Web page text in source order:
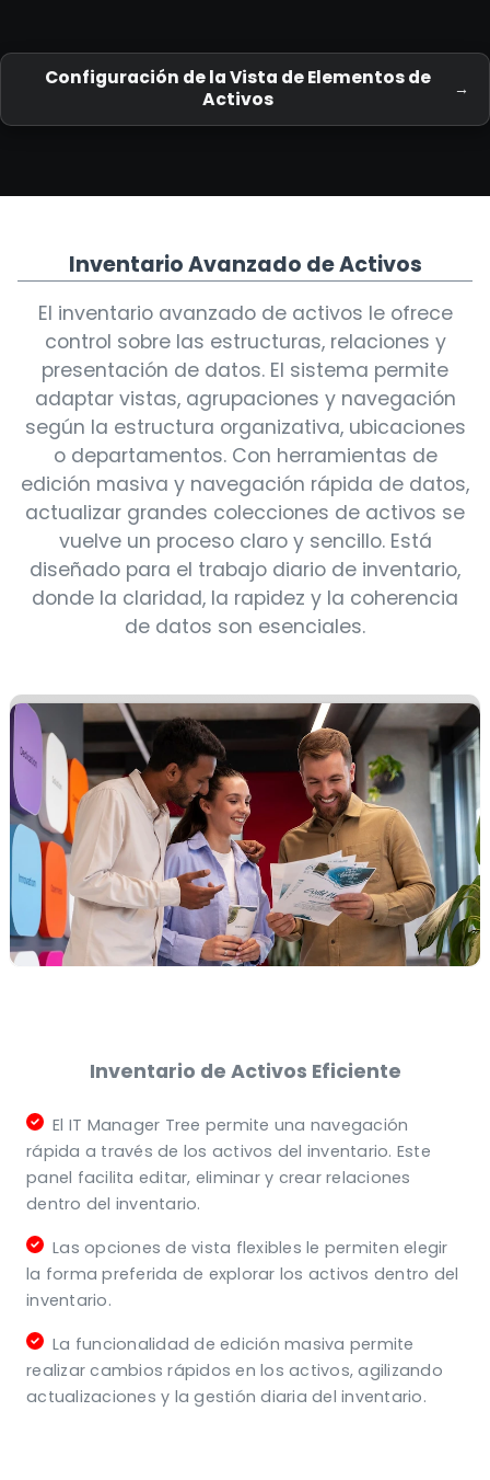
Configuración de la Vista de Elementos de
Activos
Inventario Avanzado de Activos
El inventario avanzado de activos le ofrece
control sobre las estructuras, relaciones y
presentación de datos. El sistema permite
adaptar vistas, agrupaciones y navegación
según la estructura organizativa, ubicaciones
o departamentos. Con herramientas de
edición masiva y navegación rápida de datos,
actualizar grandes colecciones de activos se
vuelve un proceso claro y sencillo. Está
diseñado para el trabajo diario de inventario,
donde la claridad, la rapidez y la coherencia
de datos son esenciales.
Inventario de Activos Eficiente
El IT Manager Tree permite una navegación
rápida a través de los activos del inventario. Este
panel facilita editar, eliminar y crear relaciones
dentro del inventario.
Las opciones de vista flexibles le permiten elegir
la forma preferida de explorar los activos dentro del
inventario.
La funcionalidad de edición masiva permite
realizar cambios rápidos en los activos, agilizando
actualizaciones y la gestión diaria del inventario.